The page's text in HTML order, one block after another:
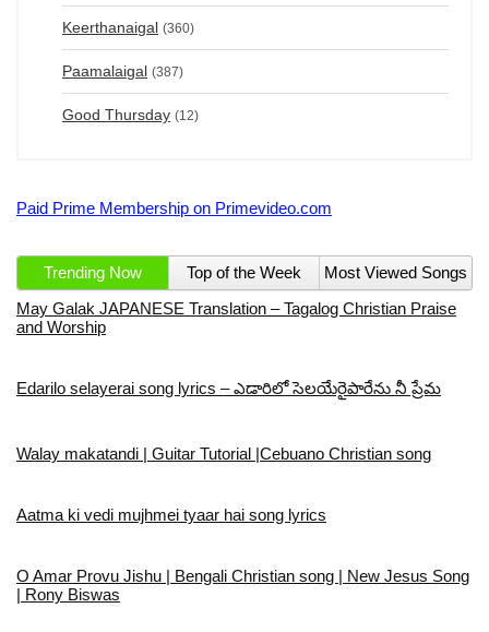
Keerthanaigal (360)
Paamalaigal (387)
Good Thursday (12)
Paid Prime Membership on Primevideo.com
Trending Now Top of the Week
Most Viewed Songs
May Galak JAPANESE Translation – Tagalog Christian Praise
and Worship
Edarilo selayerai song lyrics – ఎడారిలో సెలయేరైపారేను నీ ప్రేమ
Walay makatandi | Guitar Tutorial |Cebuano Christian song
Aatma ki vedi mujhmei tyaar hai song lyrics
O Amar Provu Jishu | Bengali Christian song | New Jesus Song
| Rony Biswas